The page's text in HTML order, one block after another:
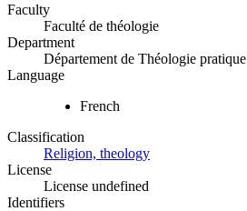
Faculty
Faculté de théologie
Department
Département de Théologie pratique
Language
French
Classification
Religion, theology
License
License undefined
Identifiers